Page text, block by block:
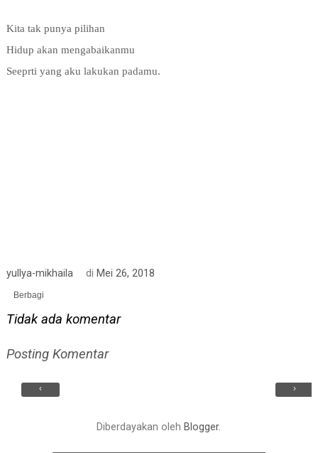
Kita tak punya pilihan
Hidup akan mengabaikanmu
Seeprti yang aku lakukan padamu.
yullya-mikhaila di Mei 26, 2018
Berbagi
Tidak ada komentar
Posting Komentar
‹ ›
Diberdayakan oleh Blogger.